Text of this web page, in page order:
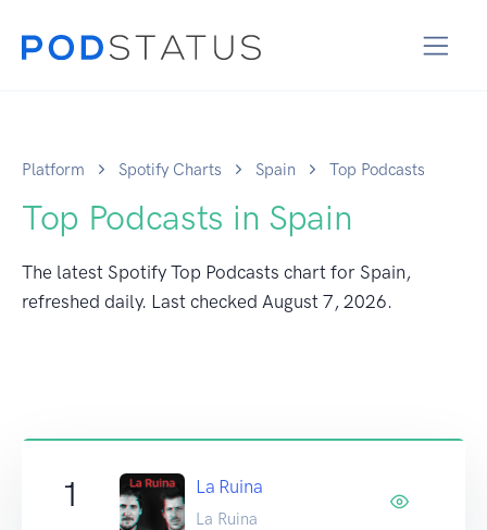
Platform Spotify Charts Spain Top Podcasts
Top Podcasts in Spain
The latest Spotify Top Podcasts chart for Spain,
refreshed daily. Last checked August 7, 2026.
1 La Ruina
La Ruina